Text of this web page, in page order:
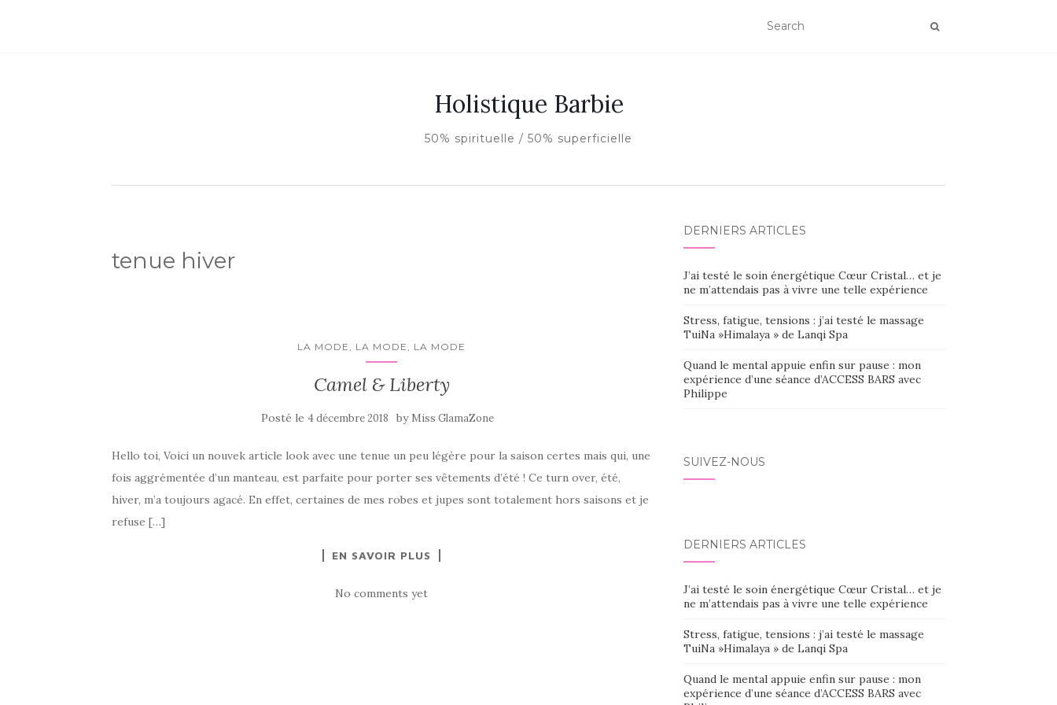
Holistique Barbie
50% spirituelle / 50% superficielle
tenue hiver
LA MODE, LA MODE, LA MODE
Camel & Liberty
Posté le4 décembre 2018 by Miss GlamaZone
Hello toi, Voici un nouvek article look avec une tenue un peu légère pour la saison certes mais qui, une
fois aggrémentée d’un manteau, est parfaite pour porter ses vêtements d’été ! Ce turn over, été,
hiver, m’a toujours agacé. En effet, certaines de mes robes et jupes sont totalement hors saisons et je
refuse […]
EN SAVOIR PLUS
No comments yet
DERNIERS ARTICLES
J’ai testé le soin énergétique Cœur Cristal… et je
ne m’attendais pas à vivre une telle expérience
Stress, fatigue, tensions : j’ai testé le massage
TuiNa »Himalaya » de Lanqi Spa
Quand le mental appuie enfin sur pause : mon
expérience d’une séance d’ACCESS BARS avec
Philippe
SUIVEZ-NOUS
DERNIERS ARTICLES
J’ai testé le soin énergétique Cœur Cristal… et je
ne m’attendais pas à vivre une telle expérience
Stress, fatigue, tensions : j’ai testé le massage
TuiNa »Himalaya » de Lanqi Spa
Quand le mental appuie enfin sur pause : mon
expérience d’une séance d’ACCESS BARS avec